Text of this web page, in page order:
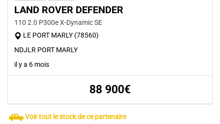
LAND ROVER DEFENDER
110 2.0 P300e X-Dynamic SE
LE PORT MARLY (78560)
NDJLR PORT MARLY
il y a 6 mois
88 900€
Voir tout le stock de ce partenaire